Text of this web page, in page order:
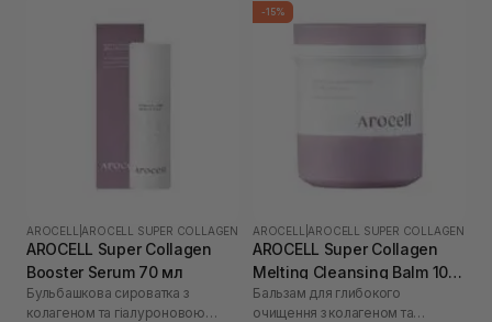
AROCELL AROCELL SUPER COLLAGEN
AROCELL Super Collagen
Booster Serum 70 мл
Бульбашкова сироватка з
колагеном та гіалуроновою
-15%
AROCELL AROCELL SUPER COLLAGEN
AROCELL Super Collagen
Melting Cleansing Balm 100
г
Бальзам для глибокого
очищення з колагеном та